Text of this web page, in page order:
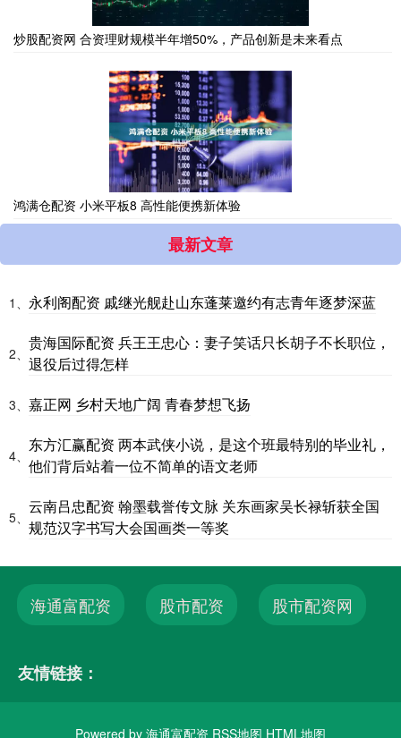
炒股配资网 合资理财规模半年增50%，产品创新是未来看点
鸿满仓配资 小米平板8 高性能便携新体验
最新文章
1、 永利阁配资 戚继光舰赴山东蓬莱邀约有志青年逐梦深蓝
2、
贵海国际配资 兵王王忠心：妻子笑话只长胡子不长职位，
退役后过得怎样
3、 嘉正网 乡村天地广阔 青春梦想飞扬
4、
东方汇赢配资 两本武侠小说，是这个班最特别的毕业礼，
他们背后站着一位不简单的语文老师
5、
云南吕忠配资 翰墨载誉传文脉 关东画家吴长禄斩获全国
规范汉字书写大会国画类一等奖
海通富配资 股市配资 股市配资网
友情链接：
Powered by 海通富配资 RSS地图 HTML地图